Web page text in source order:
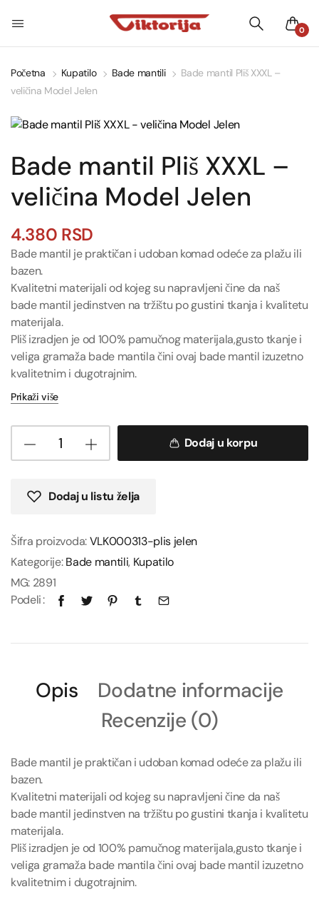
0
Početna Kupatilo Bade mantili
Bade mantil Pliš XXXL –
veličina Model Jelen
Bade mantil Pliš XXXL –
veličina Model Jelen
4.380 RSD
Bade mantil je praktičan i udoban komad odeće za plažu ili
bazen.
Kvalitetni materijali od kojeg su napravljeni čine da naš
bade mantil jedinstven na tržištu po gustini tkanja i kvalitetu
materijala.
Pliš izradjen je od 100% pamučnog materijala,gusto tkanje i
veliga gramaža bade mantila čini ovaj bade mantil izuzetno
kvalitetnim i dugotrajnim.
Prikaži više
Dodaj u korpu
Dodaj u listu želja
Šifra proizvoda:VLK000313-plis jelen
Kategorije:Bade mantili, Kupatilo
MG: 2891
Podeli
Opis
Dodatne informacije
Recenzije (0)
Bade mantil je praktičan i udoban komad odeće za plažu ili
bazen.
Kvalitetni materijali od kojeg su napravljeni čine da naš
bade mantil jedinstven na tržištu po gustini tkanja i kvalitetu
materijala.
Pliš izradjen je od 100% pamučnog materijala,gusto tkanje i
veliga gramaža bade mantila čini ovaj bade mantil izuzetno
kvalitetnim i dugotrajnim.